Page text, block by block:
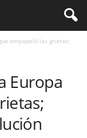
empapeló las grietas;
Europa